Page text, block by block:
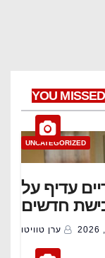
YOU MISSED
UNCATEGORIZED
עדיף על
חדשים
ערן טוויטו